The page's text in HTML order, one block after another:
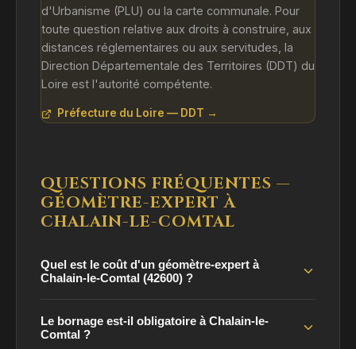
d'Urbanisme (PLU) ou la carte communale. Pour
toute question relative aux droits à construire, aux
distances réglementaires ou aux servitudes, la
Direction Départementale des Territoires (DDT) du
Loire est l'autorité compétente.
Préfecture du Loire — DDT →
QUESTIONS FRÉQUENTES —
GÉOMÈTRE-EXPERT À
CHALAIN-LE-COMTAL
Quel est le coût d'un géomètre-expert à
Chalain-le-Comtal (42600) ?
Le bornage est-il obligatoire à Chalain-le-
Comtal ?